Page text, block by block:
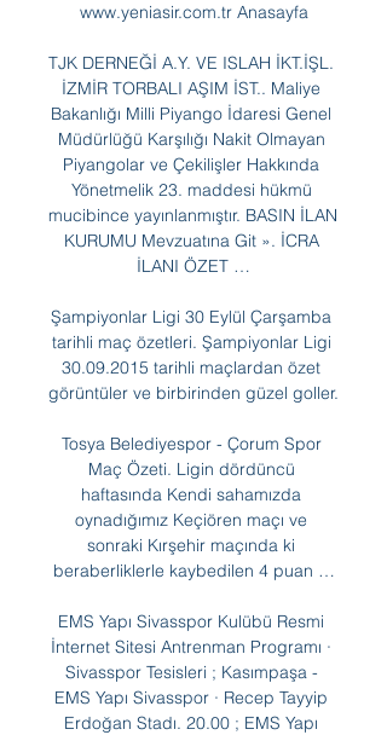
www.yeniasir.com.tr Anasayfa
TJK DERNEĞİ A.Y. VE ISLAH İKT.İŞL.
İZMİR TORBALI AŞIM İST.. Maliye
Bakanlığı Milli Piyango İdaresi Genel
Müdürlüğü Karşılığı Nakit Olmayan
Piyangolar ve Çekilişler Hakkında
Yönetmelik 23. maddesi hükmü
mucibince yayınlanmıştır. BASIN İLAN
KURUMU Mevzuatına Git ». İCRA
İLANI ÖZET …
Şampiyonlar Ligi 30 Eylül Çarşamba
tarihli maç özetleri. Şampiyonlar Ligi
30.09.2015 tarihli maçlardan özet
görüntüler ve birbirinden güzel goller.
Tosya Belediyespor - Çorum Spor
Maç Özeti. Ligin dördüncü
haftasında Kendi sahamızda
oynadığımız Keçiören maçı ve
sonraki Kırşehir maçında ki
beraberliklerle kaybedilen 4 puan …
EMS Yapı Sivasspor Kulübü Resmi
İnternet Sitesi Antrenman Programı ·
Sivasspor Tesisleri ; Kasımpaşa -
EMS Yapı Sivasspor · Recep Tayyip
Erdoğan Stadı. 20.00 ; EMS Yapı